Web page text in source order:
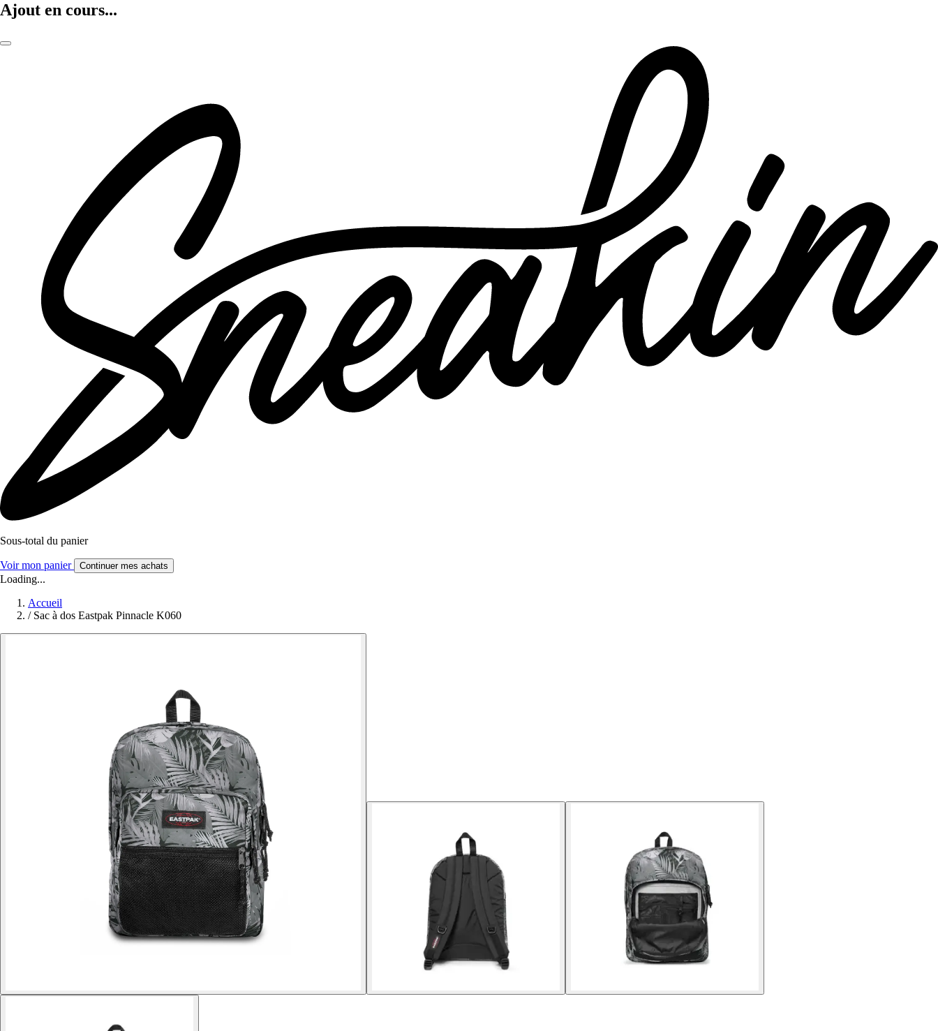
Ajout en cours...
Sous-total du panier
Voir mon panier Continuer mes achats
Loading...
Accueil
/ Sac à dos Eastpak Pinnacle K060